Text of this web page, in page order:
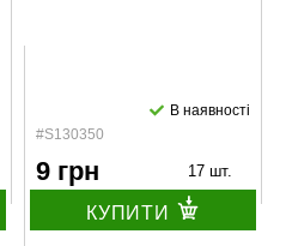
#S130350
В наявності
9 грн 17 шт.
КУПИТИ